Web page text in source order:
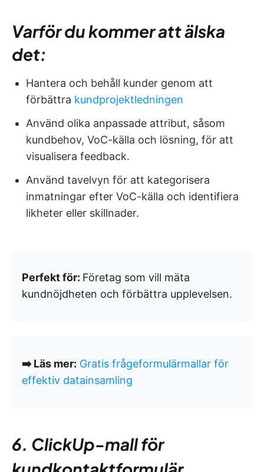
Varför du kommer att älska
det:
Hantera och behåll kunder genom att
förbättra kundprojektledningen
Använd olika anpassade attribut, såsom
kundbehov, VoC-källa och lösning, för att
visualisera feedback.
Använd tavelvyn för att kategorisera
inmatningar efter VoC-källa och identifiera
likheter eller skillnader.
Perfekt för: Företag som vill mäta
kundnöjdheten och förbättra upplevelsen.
➡️ Läs mer: Gratis frågeformulärmallar för
effektiv datainsamling
6. ClickUp-mall för